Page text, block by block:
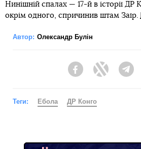
Нинішній спалах — 17-й в історії ДР
окрім одного, спричинив штам Заїр.
Автор: Олександр Булін
FacebookTwitter
Теги: Ебола ДР Конго